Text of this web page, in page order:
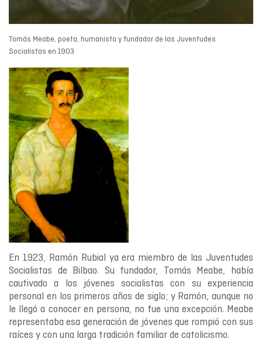
Tomás Meabe, poeta, humanista y fundador de las Juventudes
Socialistas en 1903
En 1923, Ramón Rubial ya era miembro de las Juventudes
Socialistas de Bilbao. Su fundador, Tomás Meabe, había
cautivado a los jóvenes socialistas con su experiencia
personal en los primeros años de siglo; y Ramón, aunque no
le llegó a conocer en persona, no fue una excepción. Meabe
representaba esa generación de jóvenes que rompió con sus
raíces y con una larga tradición familiar de catolicismo.